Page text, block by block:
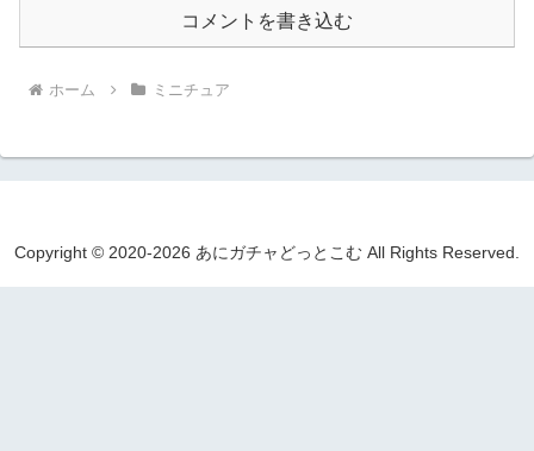
コメントを書き込む
ホーム ミニチュア
Copyright © 2020-2026 あにガチャどっとこむ All Rights Reserved.